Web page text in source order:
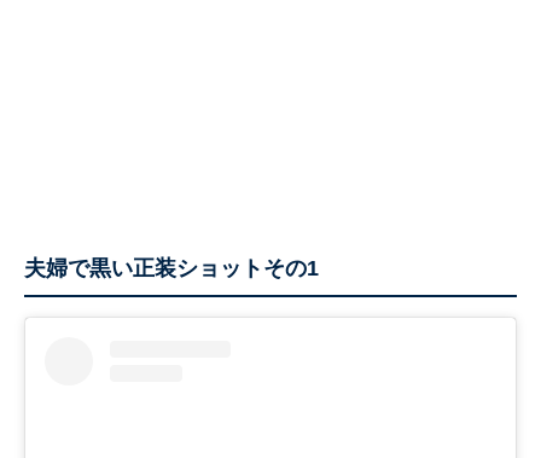
夫婦で黒い正装ショットその1